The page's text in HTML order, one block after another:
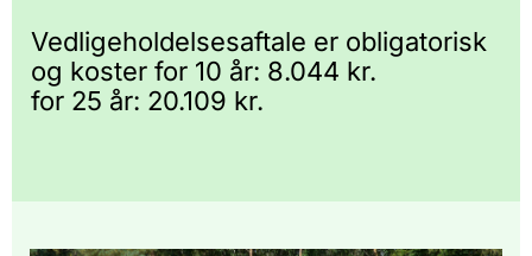
Vedligeholdelsesaftale er obligatorisk
og koster for 10 år: 8.044 kr.
for 25 år: 20.109 kr.